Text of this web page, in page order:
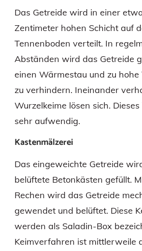
Das Getreide wird in einer
Zentimeter hohen Schicht auf
Tennenboden verteilt. In
Abständen wird das Getreide
einen Wärmestau und zu hohe
zu verhindern. Ineinander
Wurzelkeime lösen sich.
sehr aufwendig.
Kastenmälzerei
Das eingeweichte Getreide
belüftete Betonkästen gefüllt.
Rechen wird das Getreide
gewendet und belüftet. Diese
werden als Saladin-Box
Keimverfahren ist mittlerweile